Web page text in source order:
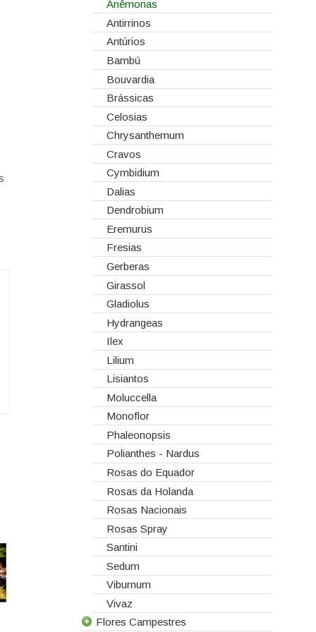
Corantes
Embalagens
Esponjas
Estruturas
Fitas
Gaiolas
Lanternas
Madeiras
Spray
Tabuleiros/Bases
Telas/Tecidos
Vidros
Dia dos Namorados
Natal
Anêmonas
Antirrinos
Antúrios
Bambú
Bouvardia
Brássicas
Celosias
Chrysanthemum
Cravos
Cymbidium
Dalias
Dendrobium
Eremurus
Fresias
Gerberas
Girassol
Gladiolus
Hydrangeas
Ilex
Lilium
Lisiantos
Moluccella
Monoflor
Phaleonopsis
Polianthes - Nardus
Rosas do Equador
Rosas da Holanda
Rosas Nacionais
Rosas Spray
Santini
Sedum
Viburnum
Vivaz
Flores Campestres